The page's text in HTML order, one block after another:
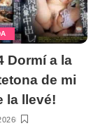
Dormí a la
de mi
la llevé!